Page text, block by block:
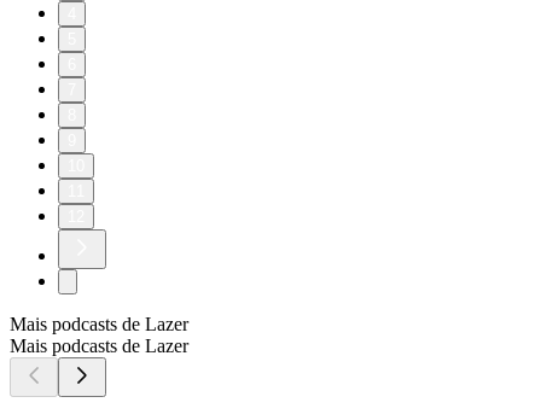
Mais podcasts de Lazer
Mais podcasts de Lazer